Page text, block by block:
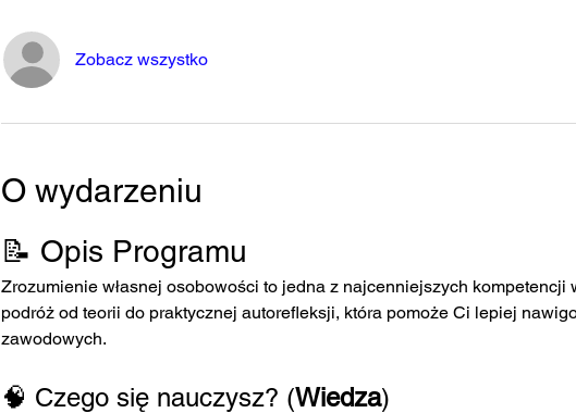
Zobacz wszystko
O wydarzeniu
📝 Opis Programu
Zrozumienie własnej osobowości to jedna z najcenniejszych kompetencji
podróż od teorii do praktycznej autorefleksji, która pomoże Ci lepiej
zawodowych.
🧠 Czego się nauczysz? (Wiedza)